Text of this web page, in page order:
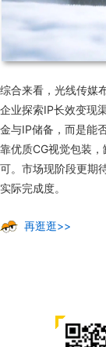
综合来看，光线传媒
企业探索IP长效变现
金与IP储备，而是能
靠优质CG视觉包装
可。市场现阶段更期
实际完成度。
再逛逛>>